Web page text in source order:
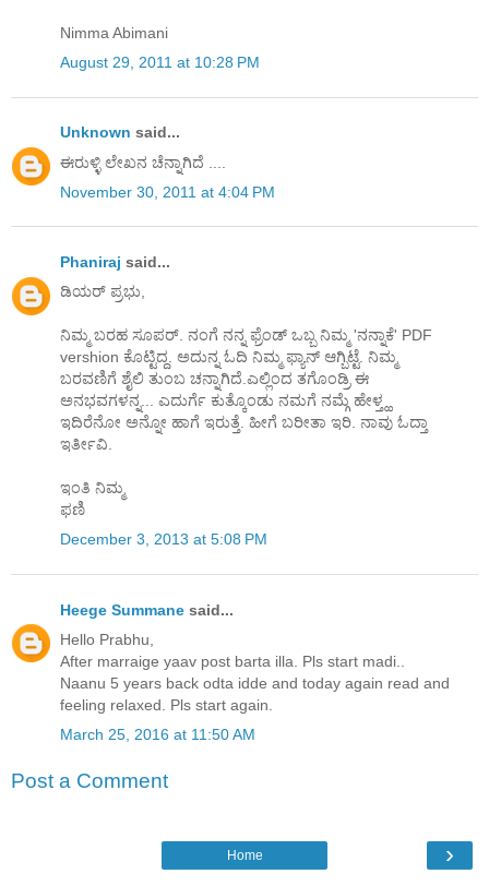
Nimma Abimani
August 29, 2011 at 10:28 PM
Unknown said...
ಈರುಳ್ಳಿ ಲೇಖನ ಚೆನ್ನಾಗಿದೆ ....
November 30, 2011 at 4:04 PM
Phaniraj said...
ಡಿಯರ್ ಪ್ರಭು,
ನಿಮ್ಮ ಬರಹ ಸೂಪರ್. ನಂಗೆ ನನ್ನ ಫ್ರೆಂಡ್ ಒಬ್ಬ ನಿಮ್ಮ 'ನನ್ನಾಕೆ' PDF
vershion ಕೊಟ್ಟಿದ್ದ. ಅದುನ್ನ ಓದಿ ನಿಮ್ಮ ಫ್ಯಾನ್ ಆಗ್ಬಿಟ್ಟೆ. ನಿಮ್ಮ
ಬರವಣಿಗೆ ಶೈಲಿ ತುಂಬ ಚನ್ನಾಗಿದೆ.ಎಲ್ಲಿಂದ ತಗೊಂಡ್ರಿ ಈ
ಅನಭವಗಳನ್ನ... ಎದುರ್ಗೆ ಕುತ್ಕೊಂಡು ನಮಗೆ ನಮ್ಗೆ ಹೇಳ್ತ್ಹ
ಇದಿರೆನೋ ಅನ್ನೋ ಹಾಗೆ ಇರುತ್ತೆ. ಹೀಗೆ ಬರೀತಾ ಇರಿ. ನಾವು ಓದ್ತಾ
ಇರ್ತೀವಿ.
ಇಂತಿ ನಿಮ್ಮ
ಫಣಿ
December 3, 2013 at 5:08 PM
Heege Summane said...
Hello Prabhu,
After marraige yaav post barta illa. Pls start madi..
Naanu 5 years back odta idde and today again read and
feeling relaxed. Pls start again.
March 25, 2016 at 11:50 AM
Post a Comment
›
Home